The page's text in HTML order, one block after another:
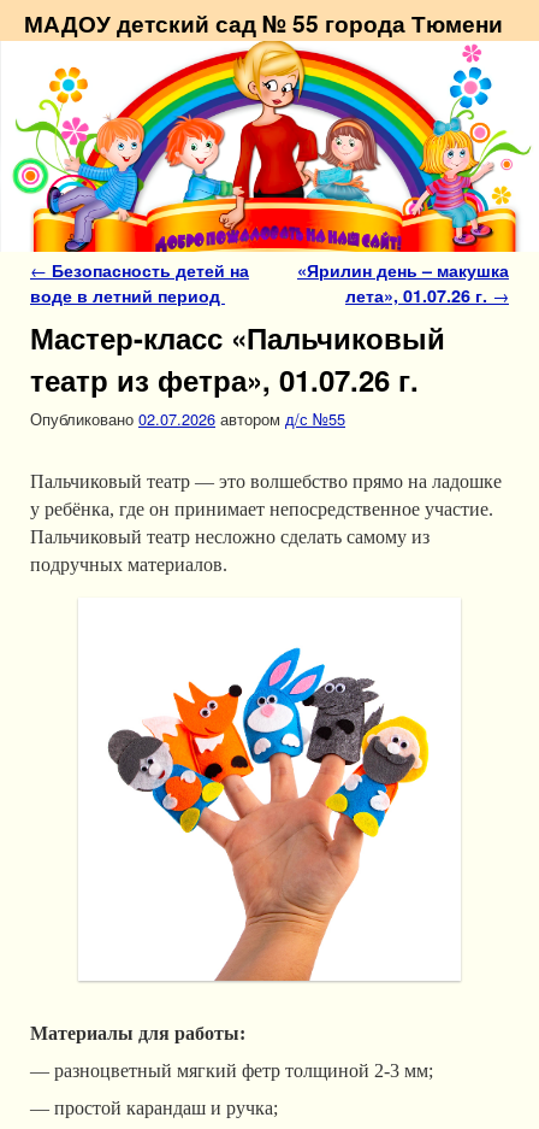
МАДОУ детский сад № 55 города Тюмени
Навигация по записям
← Безопасность детей на
воде в летний период
«Ярилин день – макушка
лета», 01.07.26 г. →
Мастер-класс «Пальчиковый
театр из фетра», 01.07.26 г.
Опубликовано 02.07.2026 автором д/с №55
Пальчиковый театр — это волшебство прямо на ладошке
у ребёнка, где он принимает непосредственное участие.
Пальчиковый театр несложно сделать самому из
подручных материалов.
Материалы для работы:
— разноцветный мягкий фетр толщиной 2-3 мм;
— простой карандаш и ручка;